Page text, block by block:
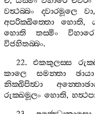
වත්‍ථබ‍්බං
ද‍්වාරමූලෙ වා
අපරික‍්ඛිත‍්තො
හොති,
හොති
තස‍්මිං විහාරෙ
විජහිතබ‍්බං.
22.එකකුලස‍්ස
කාලෙ
සමන‍්තා ඡායා
නික‍්ඛිපිත්‍වා
රුක‍්ඛමූලං හොති,